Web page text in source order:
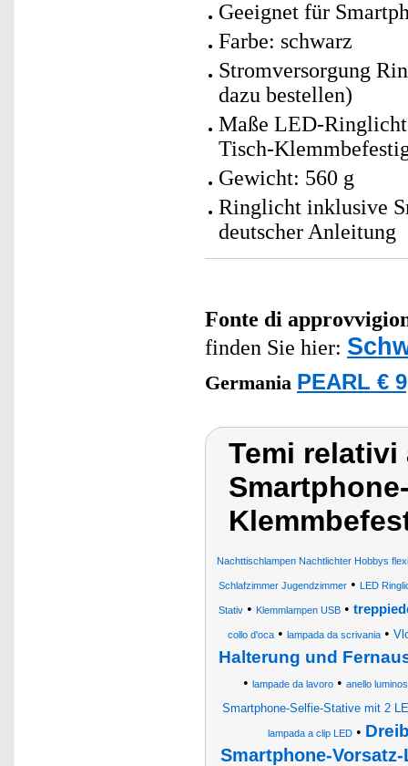
Geeignet für
Farbe: schwarz
Stromversorgung
dazu bestellen)
Maße LED-
Tisch-
Gewicht: 560 g
Ringlicht inklusive
deutscher Anleitung
Fonte di
finden Sie hier:
Germania PEARL €
Temi
Nachttischlampen Nachtlichter Hobbys
Schlafzimmer Jugendzimmer• LED
Stativ• Klemmlampen USB•
collo d'oca • lampada da scrivania •
Halterung und
• lampade da lavoro• anello
Smartphone-Selfie-Stative mit 2
lampada a clip LED•
Smartphone-